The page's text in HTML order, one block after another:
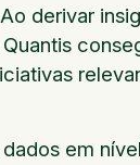
derivar
em